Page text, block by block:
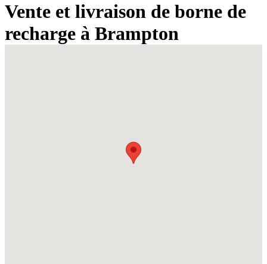
Vente et livraison de borne de
recharge à Brampton